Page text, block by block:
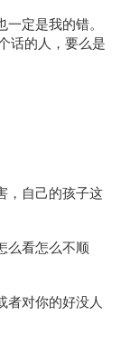
定是我的错。
话的人，要么是
，自己的孩子这
么看怎么不顺
者对你的好没人